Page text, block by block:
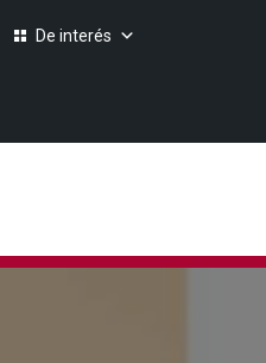
De interés